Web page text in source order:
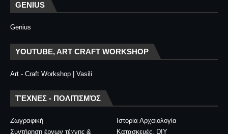
GENIUS
Genius
YOUTUBE, ART CRAFT WORKSHOP
Art - Craft Workshop | Vasili
ΤΈΧΝΕΣ - ΠΟΛΙΤΙΣΜΌΣ
Ζωγραφική
Ιστορία Αρχαιολογία
Συντήρηση έργων τέχνης &
Κατασκευές, DIY